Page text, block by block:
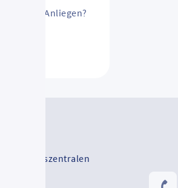
anderes Anliegen?
Mobilitätszentralen